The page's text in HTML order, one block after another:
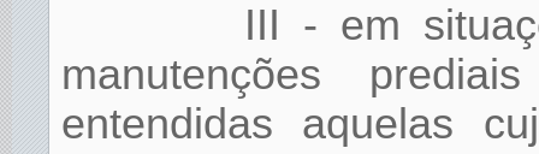
III - em
manutenções
entendidas aquelas